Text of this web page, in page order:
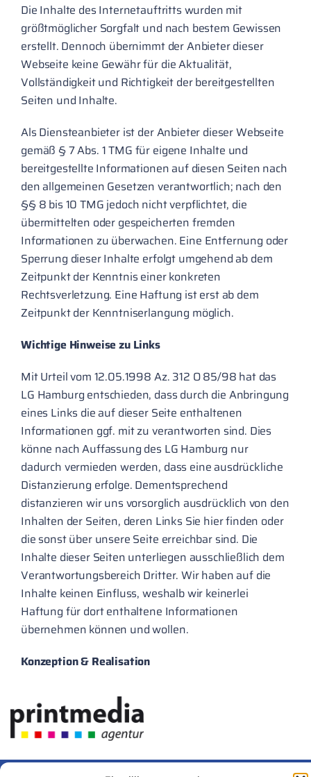
Die Inhalte des Internetauftritts wurden mit
größtmöglicher Sorgfalt und nach bestem Gewissen
erstellt. Dennoch übernimmt der Anbieter dieser
Webseite keine Gewähr für die Aktualität,
Vollständigkeit und Richtigkeit der bereitgestellten
Seiten und Inhalte.
Als Diensteanbieter ist der Anbieter dieser Webseite
gemäß § 7 Abs. 1 TMG für eigene Inhalte und
bereitgestellte Informationen auf diesen Seiten nach
den allgemeinen Gesetzen verantwortlich; nach den
§§ 8 bis 10 TMG jedoch nicht verpflichtet, die
übermittelten oder gespeicherten fremden
Informationen zu überwachen. Eine Entfernung oder
Sperrung dieser Inhalte erfolgt umgehend ab dem
Zeitpunkt der Kenntnis einer konkreten
Rechtsverletzung. Eine Haftung ist erst ab dem
Zeitpunkt der Kenntniserlangung möglich.
Wichtige Hinweise zu Links
Mit Urteil vom 12.05.1998 Az. 312 O 85/98 hat das
LG Hamburg entschieden, dass durch die Anbringung
eines Links die auf dieser Seite enthaltenen
Informationen ggf. mit zu verantworten sind. Dies
könne nach Auffassung des LG Hamburg nur
dadurch vermieden werden, dass eine ausdrückliche
Distanzierung erfolge. Dementsprechend
distanzieren wir uns vorsorglich ausdrücklich von den
Inhalten der Seiten, deren Links Sie hier finden oder
die sonst über unsere Seite erreichbar sind. Die
Inhalte dieser Seiten unterliegen ausschließlich dem
Verantwortungsbereich Dritter. Wir haben auf die
Inhalte keinen Einfluss, weshalb wir keinerlei
Haftung für dort enthaltene Informationen
übernehmen können und wollen.
Konzeption & Realisation